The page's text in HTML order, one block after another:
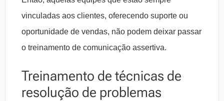
vinculadas aos clientes, oferecendo suporte ou
oportunidade de vendas, não podem deixar passar
o treinamento de comunicação assertiva.
Treinamento de técnicas de
resolução de problemas